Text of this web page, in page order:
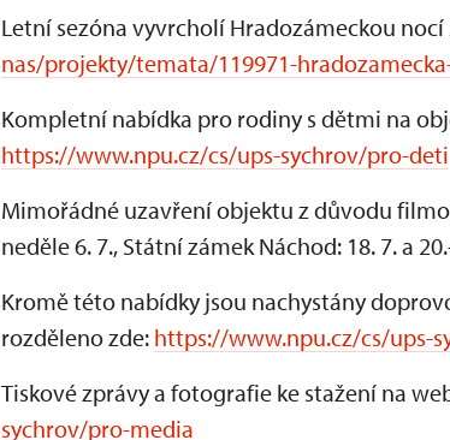
Letní sezóna vyvrcholí Hradozámeckou nocí
nas/projekty/temata/119971-
Kompletní nabídka pro rodiny s dětmi na
https://www.npu.cz/cs/ups-sychrov/pro-deti
Mimořádné uzavření objektu z důvodu
neděle 6. 7., Státní zámek Náchod: 18. 7. a
Kromě této nabídky jsou nachystány
rozděleno zde: https://www.npu.cz/cs/ups-
Tiskové zprávy a fotografie ke stažení na
sychrov/pro-media